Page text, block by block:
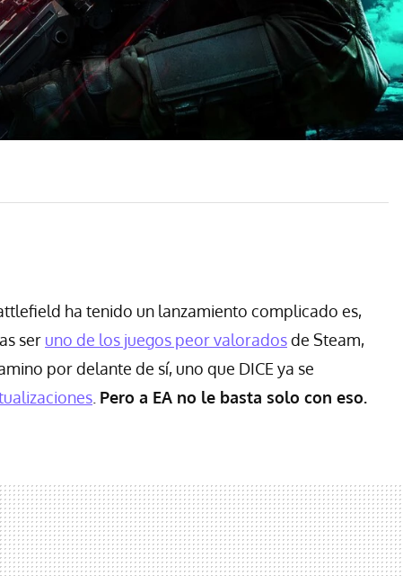
ha tenido un lanzamiento complicado es,
ser uno de los juegos peor valoradosde Steam,
por delante de sí, uno que DICE ya se
Pero a EA no le basta solo con eso.